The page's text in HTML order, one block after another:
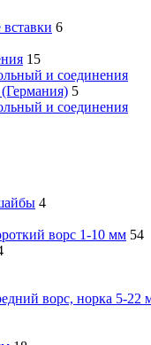
6
15
и соединения
5
и соединения
4
ворс 1-10 мм 54
ворс, норка 5-22